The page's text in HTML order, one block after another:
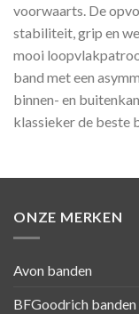
voorwaarts. De
stabiliteit, grip en
mooi
band met een
binnen- en
klassieker de beste
ONZE MERKEN
Avon banden
BFGoodrich banden